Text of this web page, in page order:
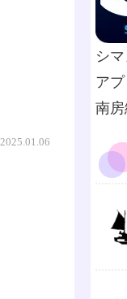
2025.01.06
シ
ア
南房